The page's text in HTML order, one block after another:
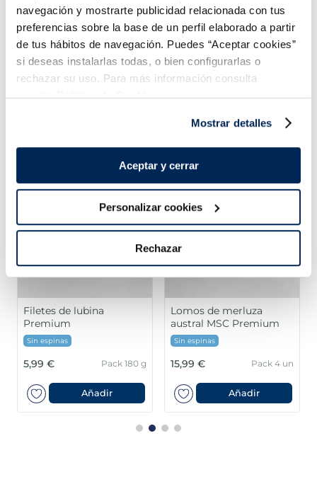
navegación y mostrarte publicidad relacionada con tus
preferencias sobre la base de un perfil elaborado a partir
de tus hábitos de navegación. Puedes “Aceptar cookies”
si deseas instalarlas todas, o bien configurarlas o
rechazar su uso. Para más información consulta
nuestraPolítica de Cookies.
Mostrar detalles
Aceptar y cerrar
Personalizar cookies
Rechazar
Añadir Añadir
Filetes de lubina
Premium
Sin espinas
5,99 € Pack 180 g
Añadir
Lomos de merluza
austral MSC Premium
Sin espinas
15,99 € Pack 4 un
Añadir